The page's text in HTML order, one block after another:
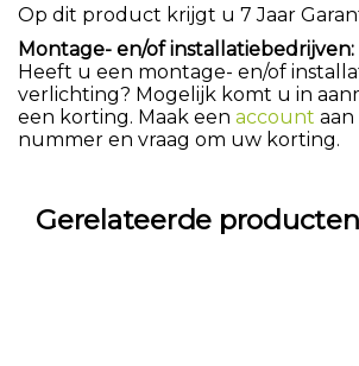
Op dit product krijgt u 7 Jaar
Montage- en/of installatiebedrijven:
Heeft u een montage- en/of
verlichting? Mogelijk komt u in
een korting. Maak een account
nummer en vraag om uw korting.
Gerelateerde producten